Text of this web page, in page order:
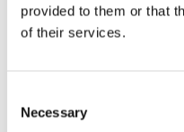
provided to them or that
of their services.
Necessary